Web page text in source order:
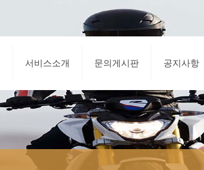
서비스소개 문의게시판 공지사항